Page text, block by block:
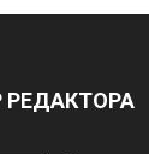
РЕДАКТОРА